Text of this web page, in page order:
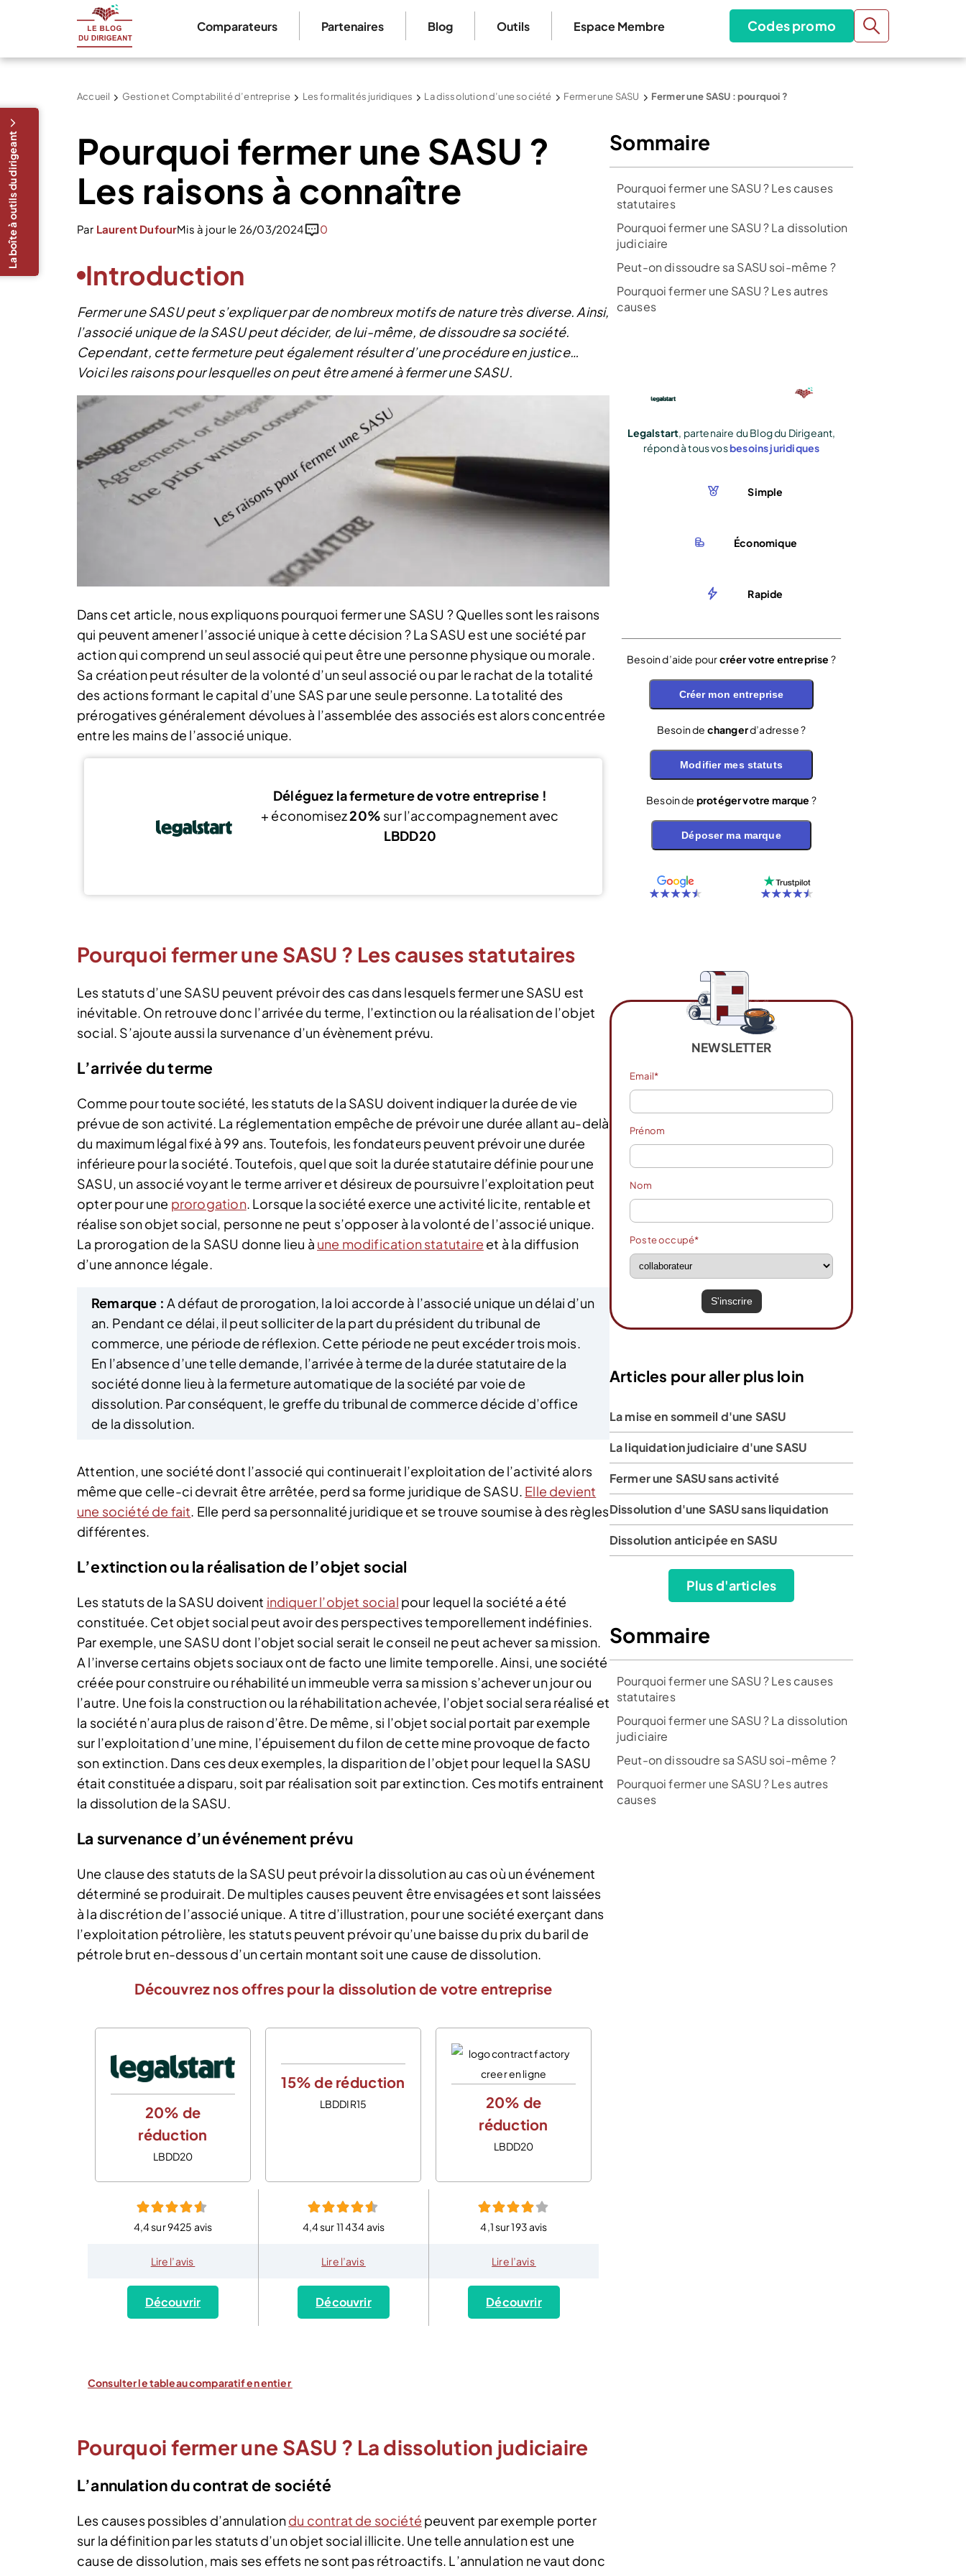
Comparateurs Partenaires Blog Outils Espace Membre Codes promo
Accueil Gestion et Comptabilité d’entreprise Les formalités juridiques La dissolution d’une société Fermer une SASU Fermer une SASU : pourquoi ?
Pourquoi fermer une SASU ?
Les raisons à connaître
Par Laurent DufourMis à jour le 26/03/2024 0
Introduction
Fermer une SASU peut s’expliquer par de nombreux motifs de nature très diverse. Ainsi,
l’associé unique de la SASU peut décider, de lui-même, de dissoudre sa société.
Cependant, cette fermeture peut également résulter d’une procédure en justice…
Voici les raisons pour lesquelles on peut être amené à fermer une SASU.
La boîte à outils du dirigeant
Dans cet article, nous expliquons pourquoi fermer une SASU ? Quelles sont les raisons
qui peuvent amener l’associé unique à cette décision ? La SASU est une société par
action qui comprend un seul associé qui peut être une personne physique ou morale.
Sa création peut résulter de la volonté d’un seul associé ou par le rachat de la totalité
des actions formant le capital d’une SAS par une seule personne. La totalité des
prérogatives généralement dévolues à l’assemblée des associés est alors concentrée
entre les mains de l’associé unique.
Déléguez la fermeture de votre entreprise !
+ économisez20% sur l’accompagnement avec
LBDD20
Pourquoi fermer une SASU ? Les causes statutaires
Les statuts d’une SASU peuvent prévoir des cas dans lesquels fermer une SASU est
inévitable. On retrouve donc l’arrivée du terme, l’extinction ou la réalisation de l’objet
social. S’ajoute aussi la survenance d’un évènement prévu.
L’arrivée du terme
Comme pour toute société, les statuts de la SASU doivent indiquer la durée de vie
prévue de son activité. La réglementation empêche de prévoir une durée allant au-delà
du maximum légal fixé à 99 ans. Toutefois, les fondateurs peuvent prévoir une durée
inférieure pour la société. Toutefois, quel que soit la durée statutaire définie pour une
SASU, un associé voyant le terme arriver et désireux de poursuivre l’exploitation peut
opter pour une prorogation. Lorsque la société exerce une activité licite, rentable et
réalise son objet social, personne ne peut s’opposer à la volonté de l’associé unique.
La prorogation de la SASU donne lieu à une modification statutaire et à la diffusion
d’une annonce légale.
Remarque : A défaut de prorogation, la loi accorde à l’associé unique un délai d’un
an. Pendant ce délai, il peut solliciter de la part du président du tribunal de
commerce, une période de réflexion. Cette période ne peut excéder trois mois.
En l’absence d’une telle demande, l’arrivée à terme de la durée statutaire de la
société donne lieu à la fermeture automatique de la société par voie de
dissolution. Par conséquent, le greffe du tribunal de commerce décide d’office
de la dissolution.
Attention, une société dont l’associé qui continuerait l’exploitation de l’activité alors
même que celle-ci devrait être arrêtée, perd sa forme juridique de SASU. Elle devient
une société de fait. Elle perd sa personnalité juridique et se trouve soumise à des règles
différentes.
L’extinction ou la réalisation de l’objet social
Les statuts de la SASU doivent indiquer l’objet social pour lequel la société a été
constituée. Cet objet social peut avoir des perspectives temporellement indéfinies.
Par exemple, une SASU dont l’objet social serait le conseil ne peut achever sa mission.
A l’inverse certains objets sociaux ont de facto une limite temporelle. Ainsi, une société
créée pour construire ou réhabilité un immeuble verra sa mission s’achever un jour ou
l’autre. Une fois la construction ou la réhabilitation achevée, l’objet social sera réalisé et
la société n’aura plus de raison d’être. De même, si l’objet social portait par exemple
sur l’exploitation d’une mine, l’épuisement du filon de cette mine provoque de facto
son extinction. Dans ces deux exemples, la disparition de l’objet pour lequel la SASU
était constituée a disparu, soit par réalisation soit par extinction. Ces motifs entrainent
la dissolution de la SASU.
La survenance d’un événement prévu
Une clause des statuts de la SASU peut prévoir la dissolution au cas où un événement
déterminé se produirait. De multiples causes peuvent être envisagées et sont laissées
à la discrétion de l’associé unique. A titre d’illustration, pour une société exerçant dans
l’exploitation pétrolière, les statuts peuvent prévoir qu’une baisse du prix du baril de
pétrole brut en-dessous d’un certain montant soit une cause de dissolution.
Découvrez nos offres pour la dissolution de votre entreprise
20% de
réduction
LBDD20
4,4 sur 9425 avis
Lire l’avis
Découvrir
15% de réduction
LBDDIR15
4,4 sur 11 434 avis
Lire l’avis
Découvrir
20% de
réduction
LBDD20
4,1 sur 193 avis
Lire l’avis
Découvrir
Consulter le tableau comparatif en entier
Pourquoi fermer une SASU ? La dissolution judiciaire
L’annulation du contrat de société
Les causes possibles d’annulationdu contrat de société peuvent par exemple porter
sur la définition par les statuts d’un objet social illicite. Une telle annulation est une
cause de dissolution, mais ses effets ne sont pas rétroactifs. L’annulation ne vaut donc
Sommaire
Pourquoi fermer une SASU ? Les causes
statutaires
Pourquoi fermer une SASU ? La dissolution
judiciaire
Peut-on dissoudre sa SASU soi-même ?
Pourquoi fermer une SASU ? Les autres
causes
Legalstart, partenaire du Blog du Dirigeant,
répond à tous vosbesoins juridiques
Simple
Économique
Rapide
Besoin d’aide pourcréer votre entreprise ?
Créer mon entreprise
Besoin de changerd’adresse ?
Modifier mes statuts
Besoin de protéger votre marque ?
Déposer ma marque
NEWSLETTER
Email*
Prénom
Nom
Poste occupé*
Articles pour aller plus loin
La mise en sommeil d'une SASU
La liquidation judiciaire d'une SASU
Fermer une SASU sans activité
Dissolution d'une SASU sans liquidation
Dissolution anticipée en SASU
Plus d'articles
Sommaire
Pourquoi fermer une SASU ? Les causes
statutaires
Pourquoi fermer une SASU ? La dissolution
judiciaire
Peut-on dissoudre sa SASU soi-même ?
Pourquoi fermer une SASU ? Les autres
causes